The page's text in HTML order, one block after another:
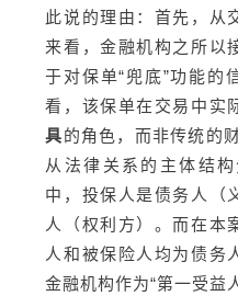
此说的理由：首先，从
来看，金融机构之所以
于对保单“兜底”功能的
看，该保单在交易中实
具的角色，而非传统的
从法律关系的主体结
中，投保人是债务人（
人（权利方）。而在本
人和被保险人均为债务
金融机构作为“第一受益